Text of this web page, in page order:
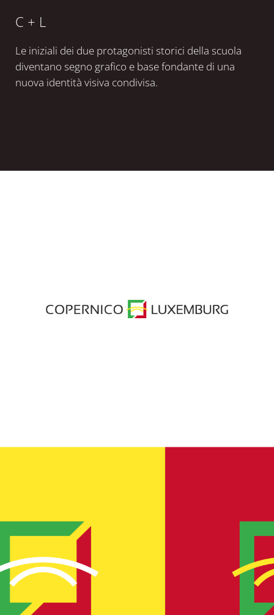
C + L
Le iniziali dei due protagonisti storici della scuola
diventano segno grafico e base fondante di una
nuova identità visiva condivisa.